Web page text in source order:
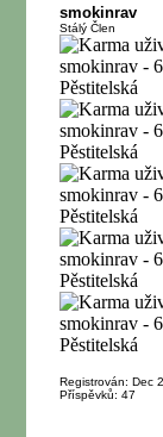
smokinrav
Stálý Člen
Registrován: Dec
Příspěvků: 47